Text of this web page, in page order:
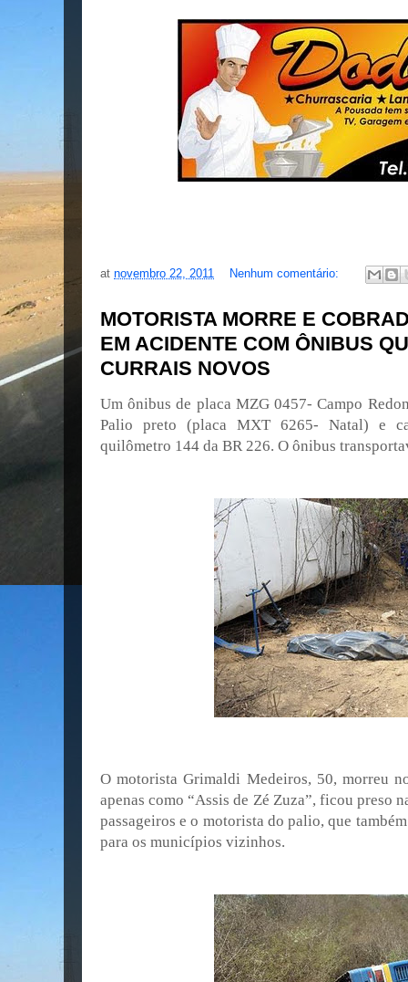
at novembro 22, 2011 Nenhum comentário:
MOTORISTA MORRE E
EM ACIDENTE COM ÔNIBUS
CURRAIS NOVOS
Um ônibus de placa MZG 0457- Campo
Palio preto (placa MXT 6265- Natal) e
quilômetro 144 da BR 226. O ônibus
O motorista Grimaldi Medeiros, 50, morreu
apenas como “Assis de Zé Zuza”, ficou preso
passageiros e o motorista do palio, que
para os municípios vizinhos.